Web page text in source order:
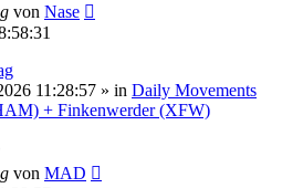
von Nase
11:28:57 » in Daily Movements
+ Finkenwerder (XFW)
von MAD